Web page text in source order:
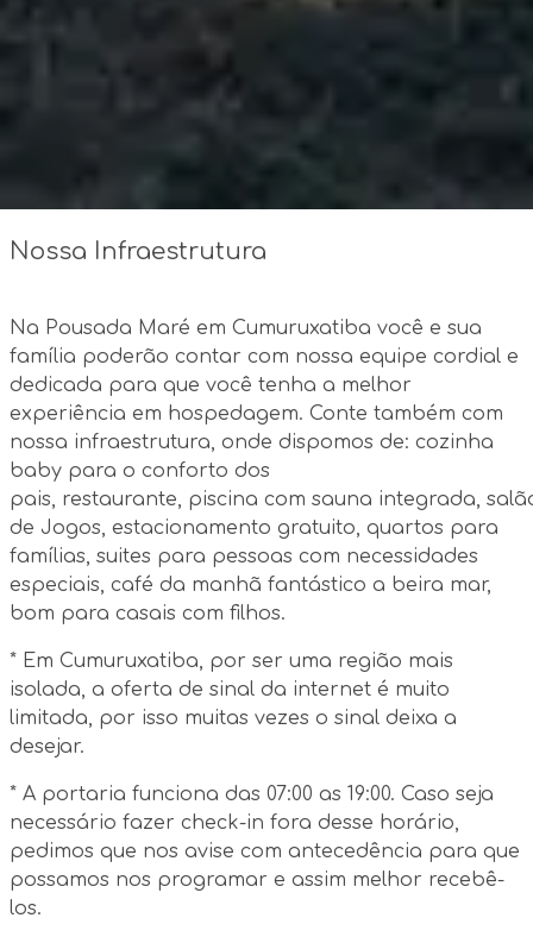
Nossa Infraestrutura
Na Pousada Maré em Cumuruxatiba você e sua
família poderão contar com nossa equipe cordial e
dedicada para que você tenha a melhor
experiência em hospedagem. Conte também com
nossa infraestrutura, onde dispomos de: cozinha
baby para o conforto dos
pais, restaurante, piscina com sauna integrada,
de Jogos, estacionamento gratuito, quartos para
famílias, suites para pessoas com necessidades
especiais, café da manhã fantástico a beira mar,
bom para casais com filhos.
* Em Cumuruxatiba, por ser uma região mais
isolada, a oferta de sinal da internet é muito
limitada, por isso muitas vezes o sinal deixa a
desejar.
* A portaria funciona das 07:00 as 19:00. Caso seja
necessário fazer check-in fora desse horário,
pedimos que nos avise com antecedência para que
possamos nos programar e assim melhor recebê-
los.